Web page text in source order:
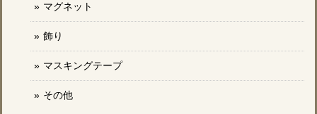
マグネット
飾り
マスキングテープ
その他